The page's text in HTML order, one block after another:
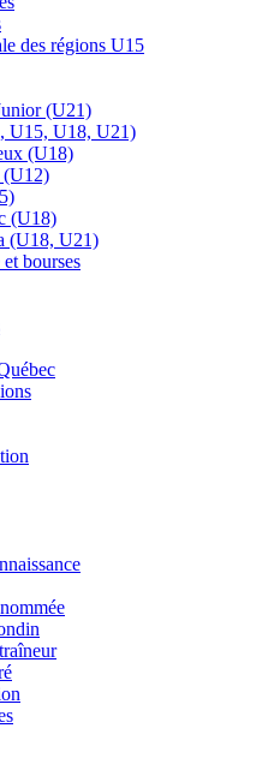
des régions U15
(U21)
U15, U18, U21)
(U18)
(U12)
(U18)
(U18, U21)
bourses